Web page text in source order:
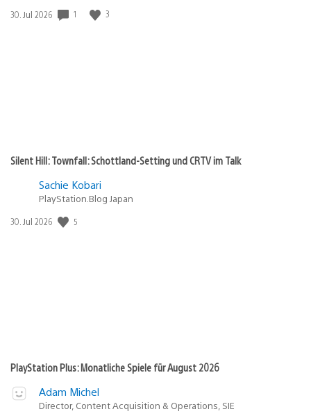
Gewinnspiel
Veröffentlichungsdatum:
30. Jul 2026 1 3
Silent Hill: Townfall: Schottland-Setting und CRTV im Talk
Sachie Kobari
PlayStation.Blog Japan
Veröffentlichungsdatum:
30. Jul 2026 5
PlayStation Plus: Monatliche Spiele für August 2026
Adam Michel
Director, Content Acquisition & Operations, SIE